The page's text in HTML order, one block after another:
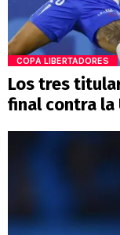
COPA LIBERTADORES
Los tres
final contra la